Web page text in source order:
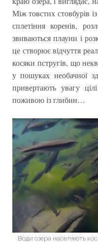
Між товстих стовбурів
сплетіння коренів,
звиваються плауни і
це створює відчуття
косяки пстругів, що
у пошуках необачної
привертають увагу
поживою із глибин…
Води озера населяють